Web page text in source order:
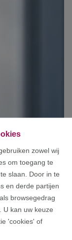
zowel wij
om toegang te
slaan. Door in te
en derde partijen
browsegedrag
U kan uw keuze
'cookies' of